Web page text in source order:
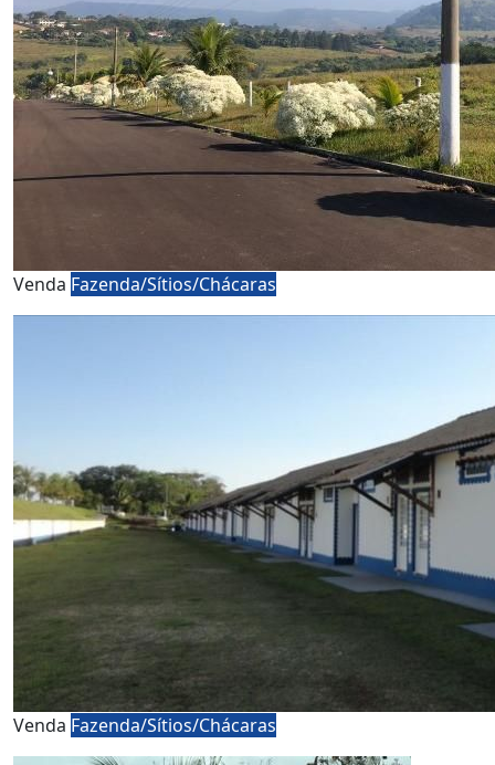
Venda Fazenda/Sítios/Chácaras
Venda Fazenda/Sítios/Chácaras